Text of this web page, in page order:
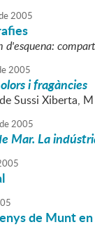
2005
d'esquena:
2005
i fragàncies
Sussi Xiberta,
de2005
Mar. La
de Munt